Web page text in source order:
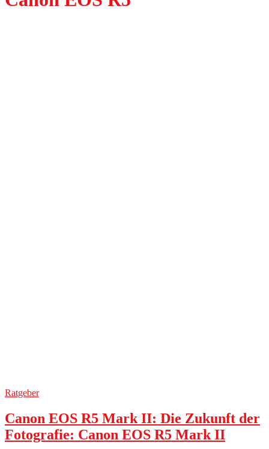
Ratgeber
Canon EOS R5 Mark II: Die Zukunft der
Fotografie: Canon EOS R5 Mark II